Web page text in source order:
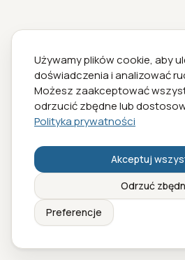
Używamy plików cookie, aby
doświadczenia i analizować
Możesz zaakceptować
odrzucić zbędne lub
Polityka prywatności
Akceptuj
Odrzuć
Preferencje